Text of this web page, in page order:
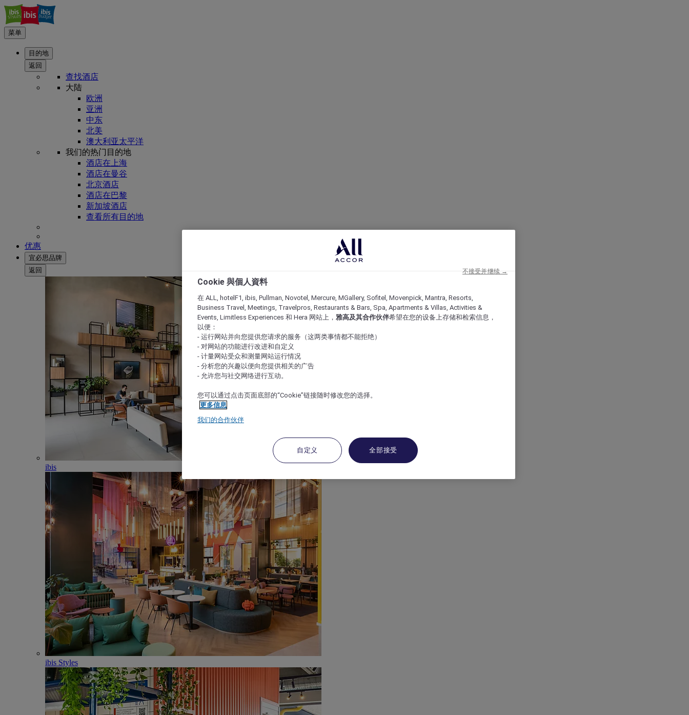
菜单
目的地
返回
查找酒店
大陆
欧洲
亚洲
中东
北美
澳大利亚太平洋
我们的热门目的地
酒店在上海
酒店在曼谷
北京酒店
酒店在巴黎
新加坡酒店
查看所有目的地
优惠
宜必思品牌
返回
ibis
ibis Styles
Cookie 與個人資料
在 ALL, hotelF1, ibis, Pullman, Novotel, Mercure, MGallery, Sofitel, Movenpick, Mantra, Resorts,
Business Travel, Meetings, Travelpros, Restaurants & Bars, Spa, Apartments & Villas, Activities &
Events, Limitless Experiences 和 Hera 网站上， 雅高及其合作伙伴希望在您的设备上存储和检索信息，
以便：
- 运行网站并向您提供您请求的服务（这两类事情都不能拒绝）
- 对网站的功能进行改进和自定义
- 计量网站受众和测量网站运行情况
- 分析您的兴趣以便向您提供相关的广告
- 允许您与社交网络进行互动。
您可以通过点击页面底部的“Cookie”链接随时修改您的选择。
更多信息
我们的合作伙伴
自定义 全部接受
不接受并继续 →